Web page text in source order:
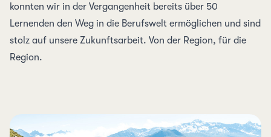
konnten wir in der Vergangenheit bereits über 50
Lernenden den Weg in die Berufswelt ermöglichen und sind
stolz auf unsere Zukunftsarbeit. Von der Region, für die
Region.